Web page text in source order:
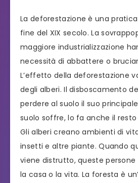
La deforestazione è una
fine del XIX secolo. La
maggiore industrializzazione
necessità di abbattere o
L’effetto della deforestazione
degli alberi. Il disboscamento
perdere al suolo il suo
suolo soffre, lo fa anche il resto
Gli alberi creano ambienti di
insetti e altre piante. Quando
viene distrutto, queste
la casa o la vita. La foresta è